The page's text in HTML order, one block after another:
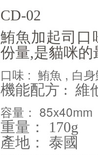
CD-02
鮪魚加起司口
份量,是貓咪的
口味 : 鮪魚 , 白
機能配方 : 維
容量： 85x40mm
重量： 170g
產地： 泰國